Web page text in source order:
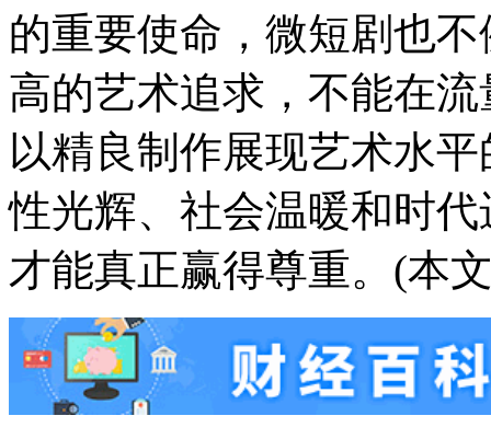
的重要使命，微短剧也
高的艺术追求，不能在
以精良制作展现艺术水
性光辉、社会温暖和时
才能真正赢得尊重。(本